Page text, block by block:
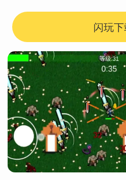
闪玩